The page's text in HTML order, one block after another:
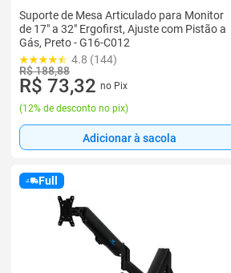
Suporte de Mesa Articulado para Monitor
de 17" a 32" Ergofirst, Ajuste com Pistão a
Gás, Preto - G16-C012
4.8 (144)
R$ 188,88
R$ 73,32 no Pix
(12% de desconto no pix)
Adicionar à sacola
Full